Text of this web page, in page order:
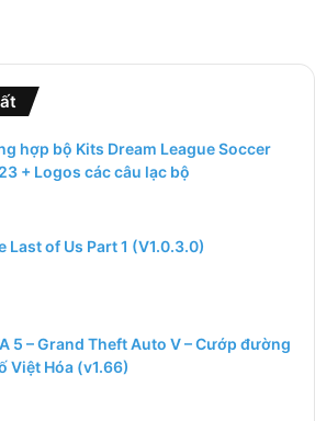
hợp bộ Kits Dream League Soccer
+ Logos các câu lạc bộ
Last of Us Part 1 (V1.0.3.0)
5 – Grand Theft Auto V – Cướp đường
Việt Hóa (v1.66)